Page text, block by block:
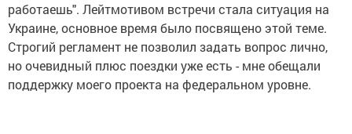
работаешь". Лейтмотивом встречи стала ситуация на
Украине, основное время было посвящено этой теме.
Строгий регламент не позволил задать вопрос лично,
но очевидный плюс поездки уже есть - мне обещали
поддержку моего проекта на федеральном уровне.